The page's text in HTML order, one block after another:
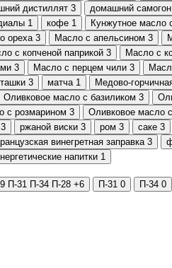
дистиллят 3 домашний самогон
1 кофе 1 Кунжутное масло
ореха 3 Масло с апельсином 3
с копченой паприкой 3 Масло с
3 Масло с перцем чили 3
3 матча 1 Медово-
Оливковое масло с базиликом 3
с розмарином 3 Оливковое масло
3 ржаной виски 3 ром 3 саке 3
винегретная заправка 3
напитки 1
П-31 П-34 П-28 +6 П-31 0 П-34 0